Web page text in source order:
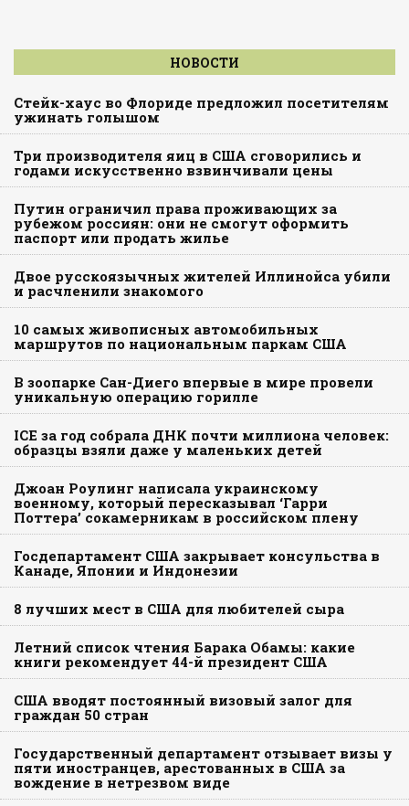
НОВОСТИ
Стейк-хаус во Флориде предложил посетителям
ужинать голышом
Три производителя яиц в США сговорились и
годами искусственно взвинчивали цены
Путин ограничил права проживающих за
рубежом россиян: они не смогут оформить
паспорт или продать жилье
Двое русскоязычных жителей Иллинойса убили
и расчленили знакомого
10 самых живописных автомобильных
маршрутов по национальным паркам США
В зоопарке Сан-Диего впервые в мире провели
уникальную операцию горилле
ICE за год собрала ДНК почти миллиона человек:
образцы взяли даже у маленьких детей
Джоан Роулинг написала украинскому
военному, который пересказывал ‘Гарри
Поттера’ сокамерникам в российском плену
Госдепартамент США закрывает консульства в
Канаде, Японии и Индонезии
8 лучших мест в США для любителей сыра
Летний список чтения Барака Обамы: какие
книги рекомендует 44-й президент США
США вводят постоянный визовый залог для
граждан 50 стран
Государственный департамент отзывает визы у
пяти иностранцев, арестованных в США за
вождение в нетрезвом виде